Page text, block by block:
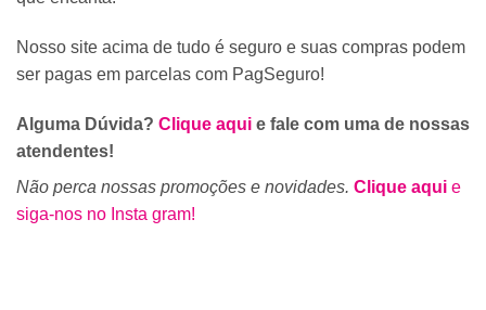
Nosso site acima de tudo é seguro e suas compras podem
ser pagas em parcelas com PagSeguro!
Alguma Dúvida? Clique aqui e fale com uma de nossas
atendentes!
Não perca nossas promoções e novidades. Clique aqui e
siga-nos no Insta gram!